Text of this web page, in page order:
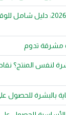
حماية البشرة في صيف
مشرقة تدوم
لنفس المنتج؟
بالبشرة للحصول